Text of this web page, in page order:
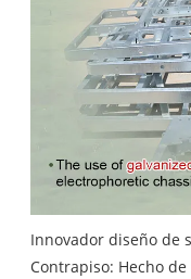
Innovador diseño de
Contrapiso: Hecho